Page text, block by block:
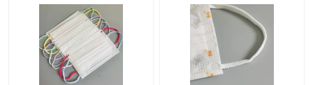
Semua Kasus